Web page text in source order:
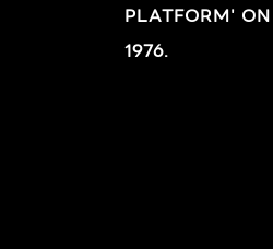
PLATFORM'
1976.